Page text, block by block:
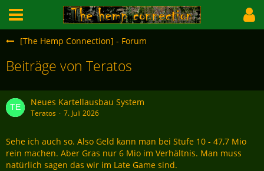
[The Hemp Connection] - Forum
Beiträge von Teratos
Neues Kartellausbau System
Teratos 7. Juli 2026
Sehe ich auch so. Also Geld kann man bei Stufe 10 - 47,7 Mio
rein machen. Aber Gras nur 6 Mio im Verhältnis. Man muss
natürlich sagen das wir im Late Game sind.